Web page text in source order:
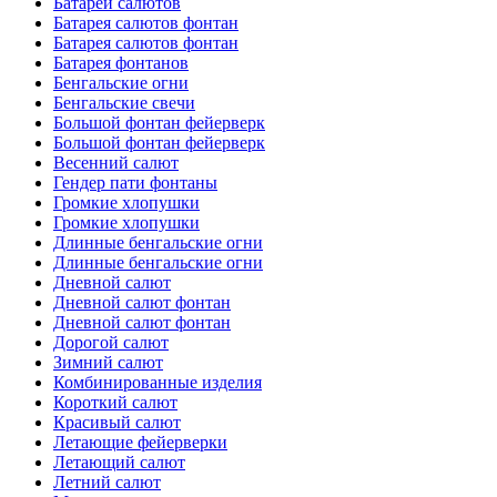
Батарея салютов фонтан
Батарея салютов фонтан
Батарея фонтанов
Бенгальские огни
Бенгальские свечи
Большой фонтан фейерверк
Большой фонтан фейерверк
Весенний салют
Гендер пати фонтаны
Громкие хлопушки
Громкие хлопушки
Длинные бенгальские огни
Длинные бенгальские огни
Дневной салют
Дневной салют фонтан
Дневной салют фонтан
Дорогой салют
Зимний салют
Комбинированные изделия
Короткий салют
Красивый салют
Летающие фейерверки
Летающий салют
Летний салют